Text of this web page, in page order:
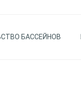
БАССЕЙНОВ